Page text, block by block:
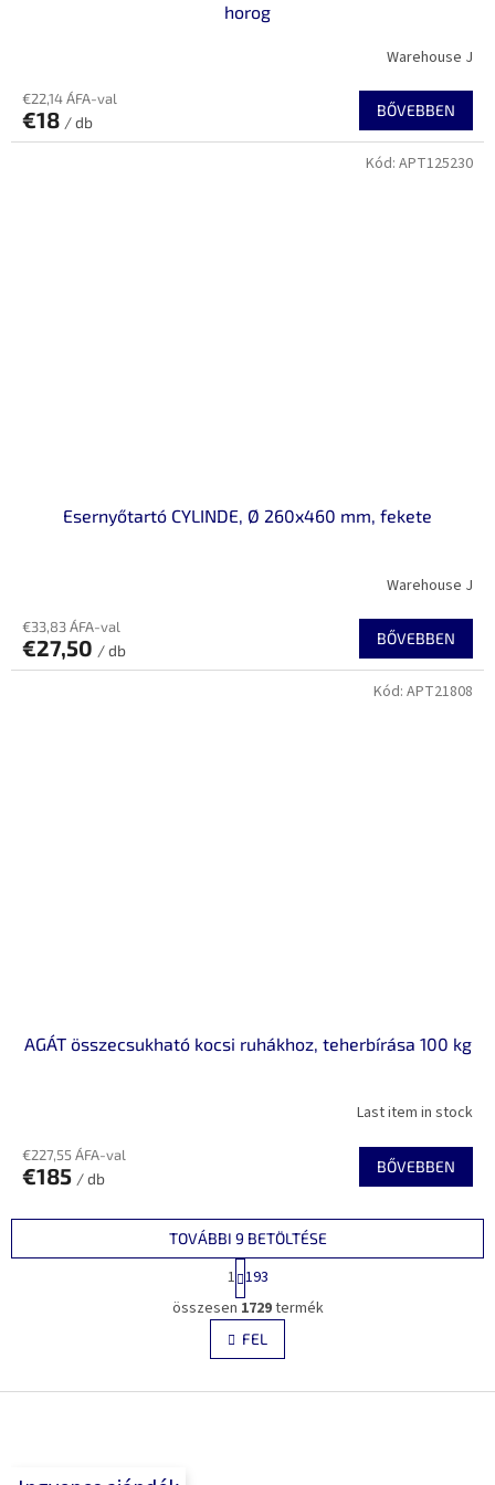
horog
Warehouse J
€22,14 ÁFA-val
€18 / db
BŐVEBBEN
Esernyőtartó CYLINDE, Ø 260x460 mm, fekete
Warehouse J
€33,83 ÁFA-val
€27,50 / db
BŐVEBBEN
Kód: APT125230
AGÁT összecsukható kocsi ruhákhoz, teherbírása 100 kg
Last item in stock
€227,55 ÁFA-val
€185 / db
BŐVEBBEN
Kód: APT21808
L
i
s
t
TOVÁBBI 9 BETÖLTÉSE
L
a
p
o
z
á
1 193
összesen 1729termék
FEL